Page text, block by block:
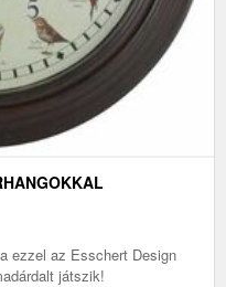
ezzel az Esschert Design
játszik!